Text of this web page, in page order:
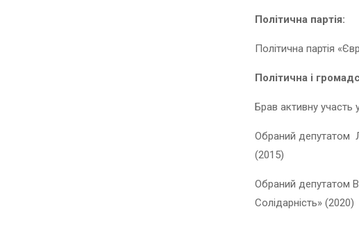
Політична партія:
Політична партія
Політична і
Брав активну участь
Обраний депутатом
(2015)
Обраний депутатом
Солідарність» (2020)